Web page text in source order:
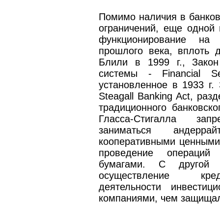
Помимо наличия в
ограничений, еще
функционирование на
прошлого века, вплоть
Блили в 1999 г.,
системы - Financial
установленное в 1933
Steagall Banking Act,
традиционного
Гласса-Стигалла
заниматься
кооперативными
проведение
бумагами. С другой
осуществление
деятельности
компаниями, чем